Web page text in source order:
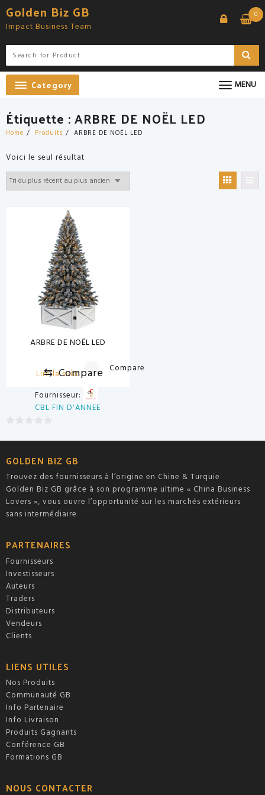
Skip
to
content
Golden Biz GB
Impact Business Team
0
Category MENU
Étiquette :ARBRE DE NOËL LED
Home Produits ARBRE DE NOËL LED
Voici le seul résultat
ARBRE DE NOËL LED
Lire la suite
⇆ Compare Compare
Fournisseur:
CBL FIN D'ANNEE
5
GOLDEN BIZ GB
Trouvez des fournisseurs à l’origine en Chine & Turquie
Golden Biz GB grâce à son programme ultime « China Business
Lovers », vous ouvre l’opportunité sur les marchés extérieurs
sans intermédiaire
PARTENAIRES
Fournisseurs
Investisseurs
Auteurs
Traders
Distributeurs
Vendeurs
Clients
LIENS UTILES
Nos Produits
Communauté GB
Info Partenaire
Info Livraison
Produits Gagnants
Conférence GB
Formations GB
NOUS CONTACTER